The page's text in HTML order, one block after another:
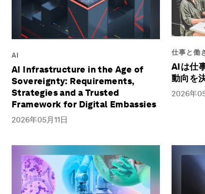
AI
AI Infrastructure in the Age of
Sovereignty: Requirements,
Strategies and a Trusted
Framework for Digital Embassies
2026年05月11日
仕事と働
AIは仕
動向を
2026年